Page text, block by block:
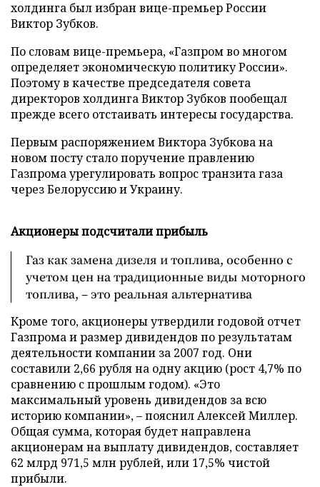
холдинга был избран вице-премьер России
Виктор Зубков.
По словам вице-премьера, «Газпром во многом
определяет экономическую политику России».
Поэтому в качестве председателя совета
директоров холдинга Виктор Зубков пообещал
прежде всего отстаивать интересы государства.
Первым распоряжением Виктора Зубкова на
новом посту стало поручение правлению
Газпрома урегулировать вопрос транзита газа
через Белоруссию и Украину.
Акционеры подсчитали прибыль
Газ как замена дизеля и топлива, особенно с
учетом цен на традиционные виды моторного
топлива, – это реальная альтернатива
Кроме того, акционеры утвердили годовой отчет
Газпрома и размер дивидендов по результатам
деятельности компании за 2007 год. Они
составили 2,66 рубля на одну акцию (рост 4,7% по
сравнению с прошлым годом). «Это
максимальный уровень дивидендов за всю
историю компании», – пояснил Алексей Миллер.
Общая сумма, которая будет направлена
акционерам на выплату дивидендов, составляет
62 млрд 971,5 млн рублей, или 17,5% чистой
прибыли.